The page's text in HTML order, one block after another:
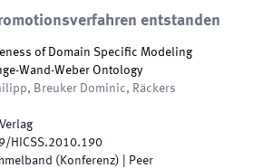
entstanden
of Domain Specific Modeling
Wand-Weber Ontology
Breuker Dominic, Räckers
HICSS.2010.190
(Konferenz) | Peer